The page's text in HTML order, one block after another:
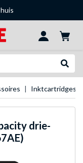
Inktcartridges
drie-